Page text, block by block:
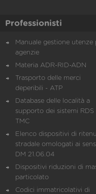
Professionisti
Manuale gestione utenze
agenzie
Materia ADR-RID-ADN
Trasporto delle merci
deperibili - ATP
Database delle località a
supporto dei sistemi RDS
TMC
Elenco dispositivi di
stradale omologati ai
DM 21.06.04
Dispositivi riduzioni di
particolato
Codici immatricolativi di